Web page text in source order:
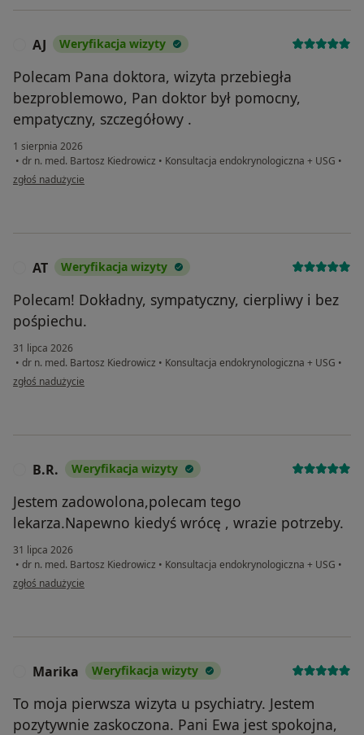
AJ Weryfikacja wizyty
Polecam Pana doktora, wizyta przebiegła
bezproblemowo, Pan doktor był pomocny,
empatyczny, szczegółowy .
1 sierpnia 2026
• dr n. med. Bartosz Kiedrowicz • Konsultacja endokrynologiczna + USG •
w opinii użytkownika AJ
zgłoś nadużycie
AT Weryfikacja wizyty
Polecam! Dokładny, sympatyczny, cierpliwy i bez
pośpiechu.
31 lipca 2026
• dr n. med. Bartosz Kiedrowicz • Konsultacja endokrynologiczna + USG •
w opinii użytkownika AT
zgłoś nadużycie
B.R. Weryfikacja wizyty
Jestem zadowolona,polecam tego
lekarza.Napewno kiedyś wrócę , wrazie potrzeby.
31 lipca 2026
• dr n. med. Bartosz Kiedrowicz • Konsultacja endokrynologiczna + USG •
w opinii użytkownika B.R.
zgłoś nadużycie
Marika Weryfikacja wizyty
To moja pierwsza wizyta u psychiatry. Jestem
pozytywnie zaskoczona. Pani Ewa jest spokojna,